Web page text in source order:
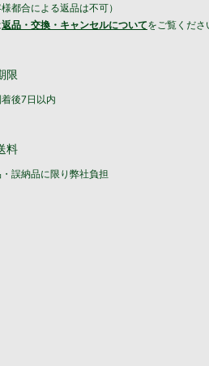
様都合による返品は不可）
返品・交換・キャンセルについてをご覧くださ
限
後7日以内
料
誤納品に限り弊社負担